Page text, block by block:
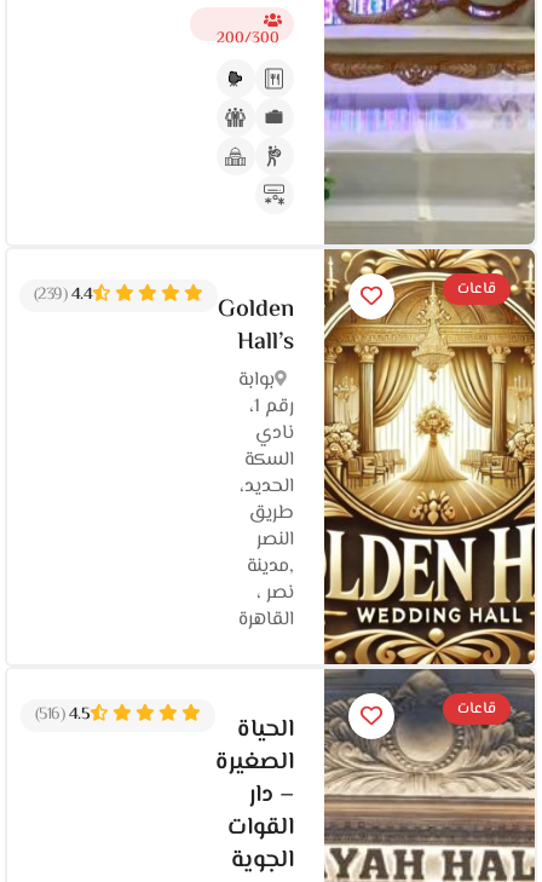
200/300
قاعات
Golden
Hall’s
بوابة
رقم 1،
نادي
السكة
الحديد،
طريق
النصر
,مدينة
نصر ،
القاهرة
4.4
(239)
قاعات
الحياة
الصغيرة
– دار
القوات
الجوية
4.5
(516)